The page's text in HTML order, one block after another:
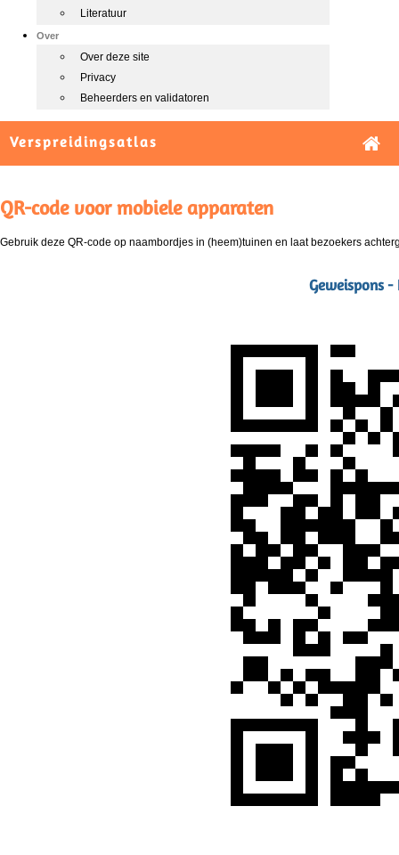
Literatuur
Over
Over deze site
Privacy
Beheerders en validatoren
Verspreidingsatlas
QR-code voor mobiele apparaten
Gebruik deze QR-code op naambordjes in (heem)tuinen en laat bezoekers
Geweispons